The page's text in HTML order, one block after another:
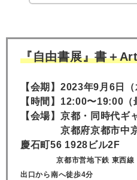
『自由書展』書＋
【会期】2023年9月6日
【時間】12:00〜19:00（
【会場】京都・同時代ギ
京都府京都市中京区
慶石町56 1928ビル2F
京都市営地下鉄 東西
出口から南へ徒歩4分